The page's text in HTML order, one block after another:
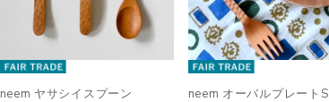
neem ヤサシイスプーン
neem オーバルプレートS